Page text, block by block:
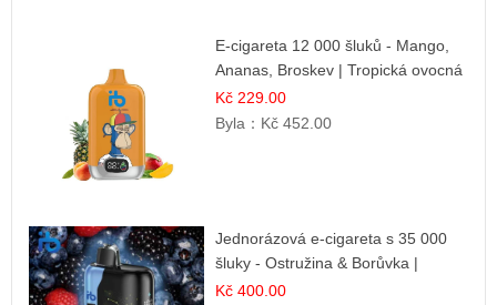
E-cigareta 12 000 šluků - Mango,
Ananas, Broskev | Tropická ovocná
směs
Kč 229.00
Byla： Kč 452.00
Jednorázová e-cigareta s 35 000
šluky - Ostružina & Borůvka |
Intenzivní lesní směs
Kč 400.00